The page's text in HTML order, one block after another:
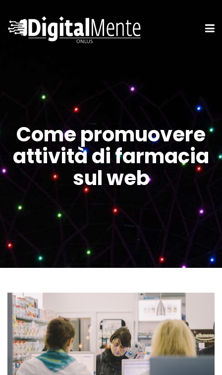
Come promuovere
attività di farmacia
sul web